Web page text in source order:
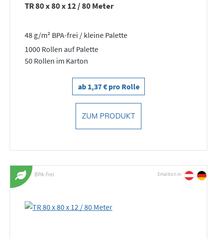
TR 80 x 80 x 12 / 80 Meter
48 g/m² BPA-frei / kleine Palette
1000 Rollen auf Palette
50 Rollen im Karton
ab 1,37 € pro Rolle
ZUM PRODUKT
BPA-frei Erhältlich in: